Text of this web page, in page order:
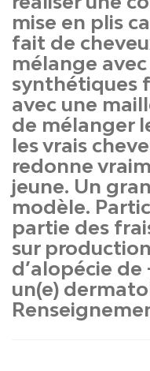
mise en plis
fait de
mélange
synthétiques
avec une
de mélanger
les vrais
redonne
jeune. Un
modèle.
partie des
sur
d’alopécie de
un(e)